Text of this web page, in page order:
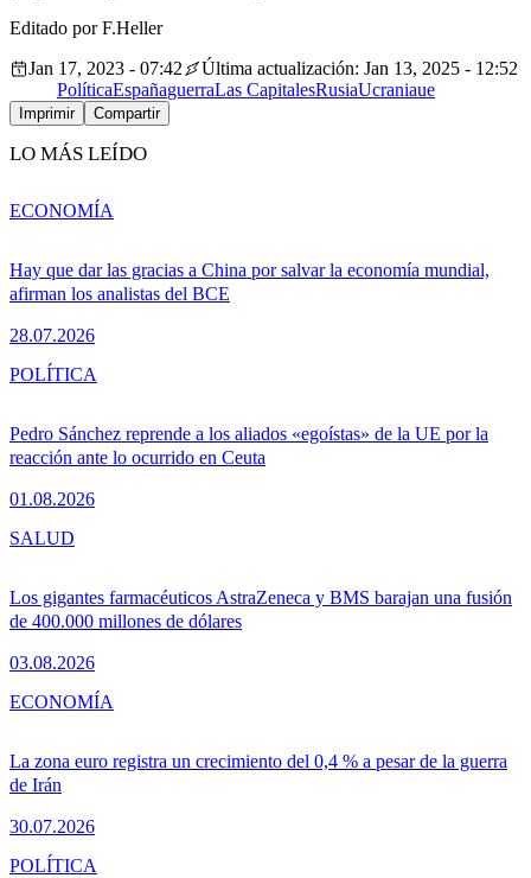
Editado por F.Heller
Jan 17, 2023 - 07:42
Última actualización: Jan 13, 2025 - 12:52
PolíticaEspañaguerraLas CapitalesRusiaUcraniaue
Imprimir Compartir
LO MÁS LEÍDO
Hay que dar las gracias a China por salvar la economía mundial,
afirman los analistas del BCE
28.07.2026
ECONOMÍA
Pedro Sánchez reprende a los aliados «egoístas» de la UE por la
reacción ante lo ocurrido en Ceuta
01.08.2026
POLÍTICA
Los gigantes farmacéuticos AstraZeneca y BMS barajan una fusión
de 400.000 millones de dólares
03.08.2026
SALUD
La zona euro registra un crecimiento del 0,4 % a pesar de la guerra
de Irán
30.07.2026
ECONOMÍA
POLÍTICA